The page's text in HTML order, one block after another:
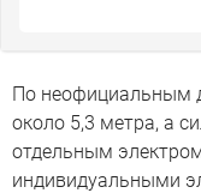
По неофициальным
около 5,3 метра, а
отдельным
индивидуальными